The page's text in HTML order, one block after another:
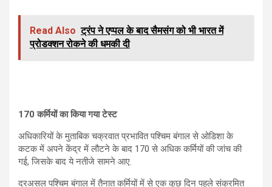
Read Also ट्रंप ने एप्पल के बाद सैमसंग को भी भारत में
प्रोडक्शन रोकने की धमकी दी
170 कर्मियों का किया गया टेस्ट
अधिकारियों के मुताबिक चक्रवात प्रभावित पश्चिम बंगाल से ओडिशा के
कटक में अपने केंद्र में लौटने के बाद 170 से अधिक कर्मियों की जांच की
गई, जिसके बाद ये नतीजे सामने आए.
दरअसल पश्चिम बंगाल में तैनात कर्मियों में से एक कुछ दिन पहले संक्रमित